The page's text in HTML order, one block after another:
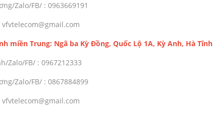
Zalo/FB/ : 0963669191
miền Trung: Ngã ba Kỳ Đồng, Quốc Lộ 1A, Kỳ Anh, Hà Tĩnh
Zalo/FB/ : 0967212333
Zalo/FB/ : 0867884899